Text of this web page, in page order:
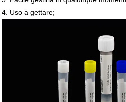
4. Uso a gettare;